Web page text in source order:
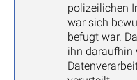
polizeilichen
war sich
befugt war.
ihn daraufhin